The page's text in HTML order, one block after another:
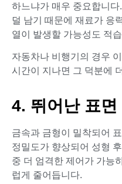
하느냐가 매우 중요합니다
덜 남기 때문에 재료가 응
열이 발생할 가능성도 적
자동차나 비행기의 경우
시간이 지나면 그 덕분에
4. 뛰어난 표면
금속과 금형이 밀착되어
정밀도가 향상되어 성형
중 더 엄격한 제어가 가능
럽게 줄어듭니다.